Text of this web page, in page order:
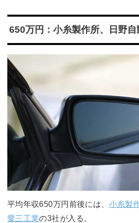
650万円：小糸製作所、日野
平均年収650万円前後には、 小糸製
愛三工業の3社が入る。